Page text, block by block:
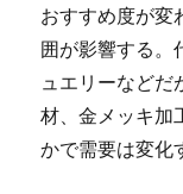
おすすめ度が変
囲が影響する。
ュエリーなど
材、金メッキ加
かで需要は変化